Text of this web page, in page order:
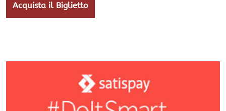
Acquista il Biglietto